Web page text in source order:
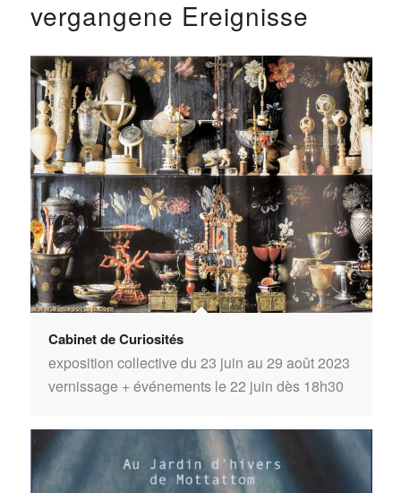
vergangene Ereignisse
Cabinet de Curiosités
exposition collective du 23 juin au 29 août 2023
vernissage + événements le 22 juin dès 18h30